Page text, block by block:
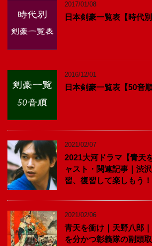
2017/01/08
日本剣豪一覧表【時代別
2016/12/01
日本剣豪一覧表【50音順
2021/02/07
2021大河ドラマ【青天
ャスト・関連記事｜渋
習、復習して楽しもう！
2021/02/06
青天を衝け｜天野八郎
を分かつ彰義隊の副頭